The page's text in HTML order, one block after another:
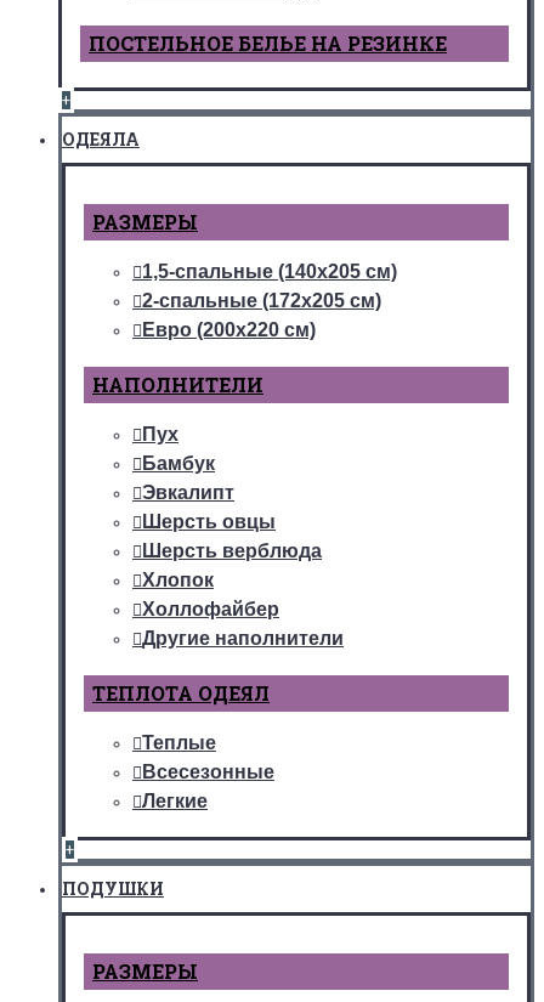
ПОСТЕЛЬНОЕ БЕЛЬЕ НА РЕЗИНКЕ
+
ОДЕЯЛА
РАЗМЕРЫ
1,5-спальные (140х205 см)
2-спальные (172х205 см)
Евро (200х220 см)
НАПОЛНИТЕЛИ
Пух
Бамбук
Эвкалипт
Шерсть овцы
Шерсть верблюда
Хлопок
Холлофайбер
Другие наполнители
ТЕПЛОТА ОДЕЯЛ
Теплые
Всесезонные
Легкие
+
ПОДУШКИ
РАЗМЕРЫ